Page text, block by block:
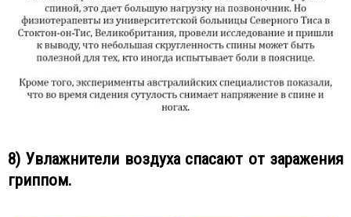
8) Увлажнители воздуха спасают от заражения
гриппом.